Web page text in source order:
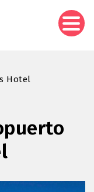
Hotel